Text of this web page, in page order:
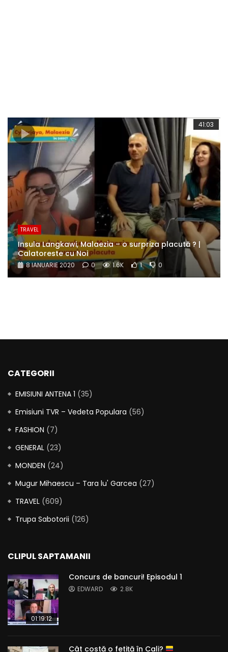
41:03
TRAVEL
Insula Langkawi, Malaezia – o surpriza placută ? |
Calatoreste cu Noi
8 IANUARIE 2020 0 1.6K 1 0
CATEGORII
EMISIUNI ANTENA 1 (35)
Emisiuni TVR – Vedeta Populara (56)
FASHION (7)
GENERAL (23)
MONDEN (24)
Mugur Mihaescu – Tara lu' Garcea (27)
TRAVEL (609)
Trupa Sabotorii (126)
CLIPUL SAPTAMANII
01:19:12
Concurs de bancuri! Episodul 1
EDWARD 2.8K
Cât costă o fetiță în Cali?